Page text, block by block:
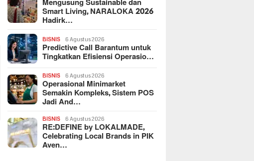
Mengusung Sustainable dan
Smart Living, NARALOKA 2026
Hadirk…
BISNIS 6 Agustus 2026
Predictive Call Barantum untuk
Tingkatkan Efisiensi Operasio…
BISNIS 6 Agustus 2026
Operasional Minimarket
Semakin Kompleks, Sistem POS
Jadi And…
BISNIS 6 Agustus 2026
RE:DEFINE by LOKALMADE,
Celebrating Local Brands in PIK
Aven…